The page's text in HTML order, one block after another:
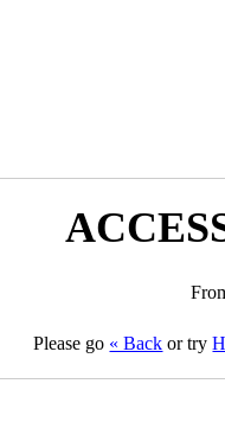
Please go « Back or try